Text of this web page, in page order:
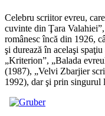
Celebru scriitor evreu,
cuvinte din Ţara
românesc încă din 1926,
şi durează în acelaşi
„Kriterion”, „Balada
(1987), „Velvi Zbarjier
1992), dar şi prin singurul